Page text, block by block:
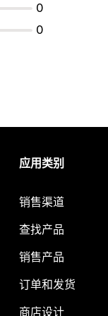
0
0
应用类别
销售渠道
查找产品
销售产品
订单和发货
商店设计